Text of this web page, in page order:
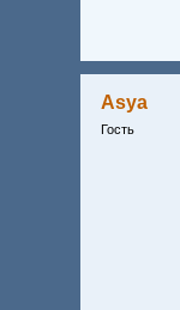
Asya
Гость